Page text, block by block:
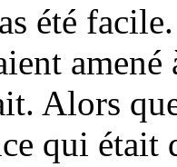
été
Alors
qui était